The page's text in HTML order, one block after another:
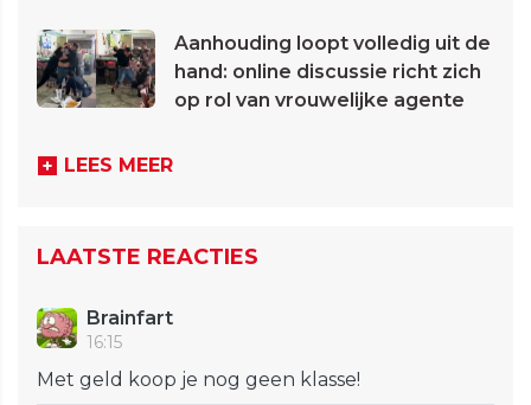
Aanhouding loopt volledig uit de
hand: online discussie richt zich
op rol van vrouwelijke agente
LEES MEER
LAATSTE REACTIES
Brainfart
16:15
Met geld koop je nog geen klasse!